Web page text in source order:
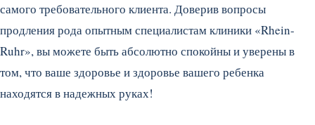
самого требовательного клиента. Доверив вопросы
продления рода опытным специалистам клиники «Rhein-
Ruhr», вы можете быть абсолютно спокойны и уверены в
том, что ваше здоровье и здоровье вашего ребенка
находятся в надежных руках!